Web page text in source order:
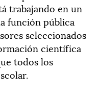
trabajando en un
función pública
seleccionados
científica
todos los